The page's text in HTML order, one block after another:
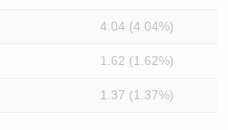
4.04 (4.04%)
1.62 (1.62%)
1.37 (1.37%)